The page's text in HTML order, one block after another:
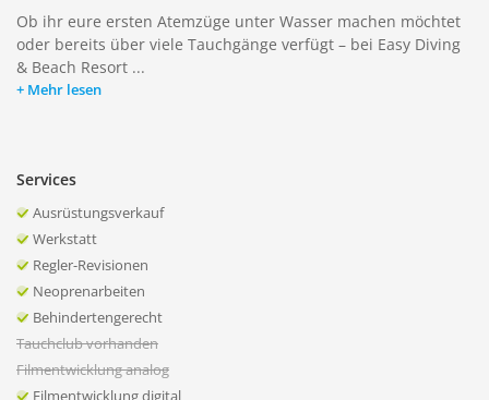
Ob ihr eure ersten Atemzüge unter Wasser machen möchtet
oder bereits über viele Tauchgänge verfügt – bei Easy Diving
& Beach Resort ...
Mehr lesen
Services
Ausrüstungsverkauf
Werkstatt
Regler-Revisionen
Neoprenarbeiten
Behindertengerecht
Tauchclub vorhanden
Filmentwicklung analog
Filmentwicklung digital